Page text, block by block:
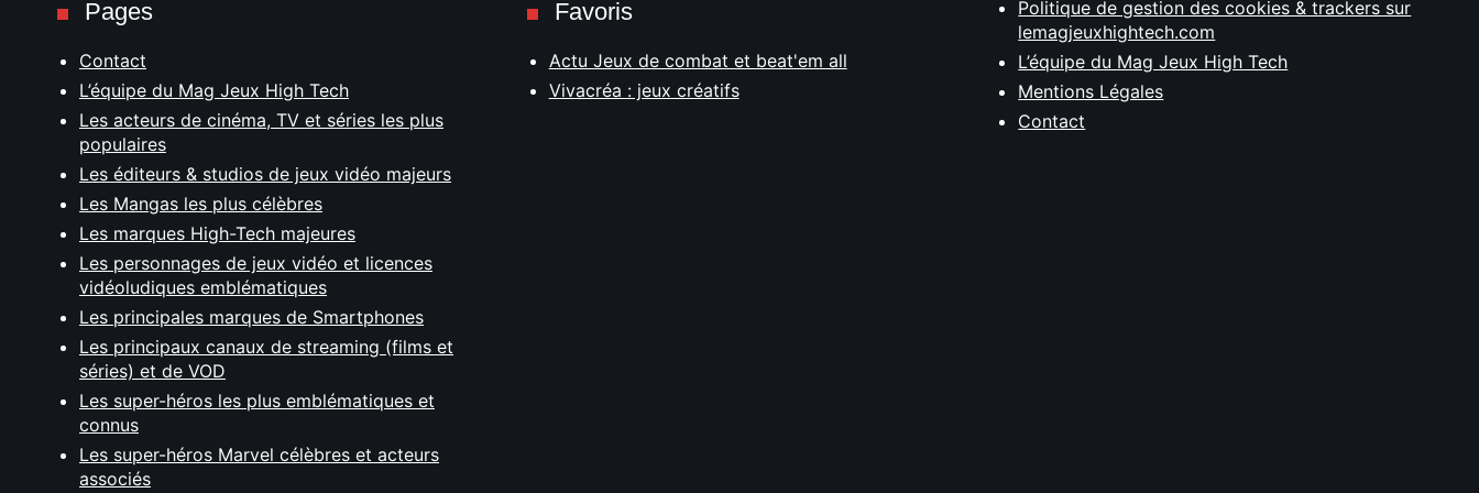
Pages
Contact
L’équipe du Mag Jeux High Tech
Les acteurs de cinéma, TV et séries les plus
populaires
Les éditeurs & studios de jeux vidéo majeurs
Les Mangas les plus célèbres
Les marques High-Tech majeures
Les personnages de jeux vidéo et licences
vidéoludiques emblématiques
Les principales marques de Smartphones
Les principaux canaux de streaming (films et
séries) et de VOD
Les super-héros les plus emblématiques et
connus
Les super-héros Marvel célèbres et acteurs
associés
Favoris
Actu Jeux de combat et beat'em all
Vivacréa : jeux créatifs
Politique de gestion des cookies & trackers sur
lemagjeuxhightech.com
L’équipe du Mag Jeux High Tech
Mentions Légales
Contact